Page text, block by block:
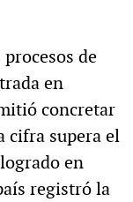
de
en
concretar
cifra supera el
en
registró la